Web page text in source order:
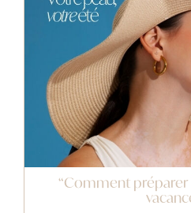
“Comment préparer